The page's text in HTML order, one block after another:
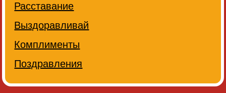
Расставание
Выздоравливай
Комплименты
Поздравления